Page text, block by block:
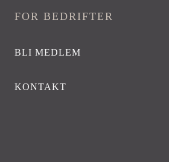
FOR BEDRIFTER
BLI MEDLEM
KONTAKT